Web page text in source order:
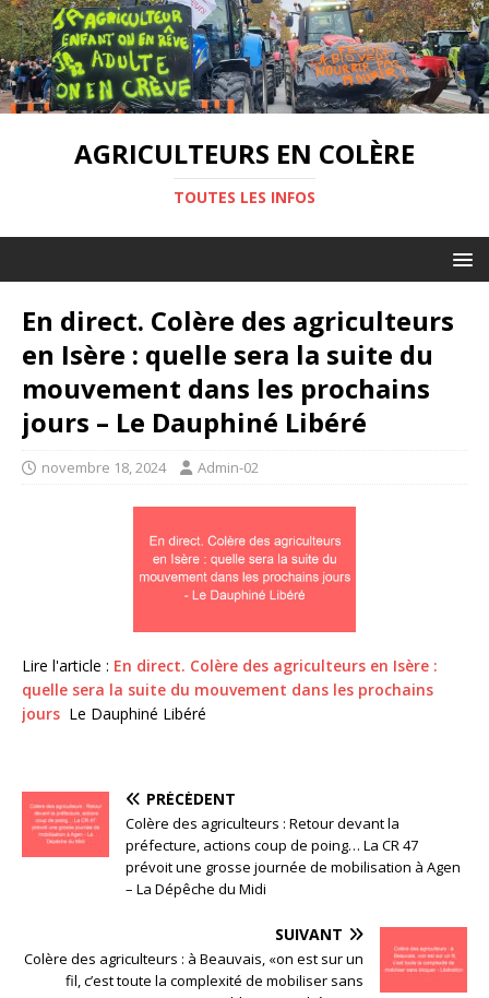
AGRICULTEURS EN COLÈRE
TOUTES LES INFOS
En direct. Colère des agriculteurs
en Isère : quelle sera la suite du
mouvement dans les prochains
jours – Le Dauphiné Libéré
novembre 18, 2024 Admin-02
Lire l'article : En direct. Colère des agriculteurs en Isère :
quelle sera la suite du mouvement dans les prochains
jours Le Dauphiné Libéré
PRÉCÉDENT
Colère des agriculteurs : Retour devant la
préfecture, actions coup de poing… La CR 47
prévoit une grosse journée de mobilisation à Agen
– La Dépêche du Midi
SUIVANT
Colère des agriculteurs : à Beauvais, «on est sur un
fil, c’est toute la complexité de mobiliser sans